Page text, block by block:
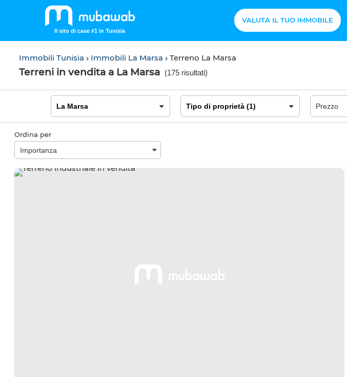
Il sito di case #1 in Tunisia
VALUTA IL TUO IMMOBILE
Immobili Tunisia Immobili La Marsa Terreno La Marsa
Terreni in vendita a La Marsa (175 risultati)
Ordina per